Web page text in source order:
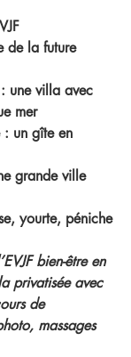
de la future
: une villa avec
mer
: un gîte en
grande ville
yourte, péniche
EVJF bien-être en
privatisée avec
de
massages